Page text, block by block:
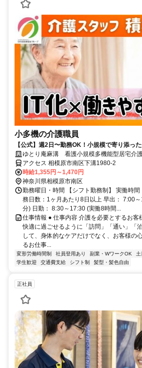
小多機の介護職員
【公式】週2日〜勤務OK！小規模で寄り添っ
OK！／日の出医療福祉グループ
ゆとり庵麻溝 看護小規模多機能型居宅介
アクセス 相模原市南区下溝1980-2
時給1,355円～1,470円
神奈川県相模原市南区
勤務曜日・時間 【シフト勤務制】 実働時
務日数：1ヶ月あたり8日以上 早出： 7:00
分) 日勤： 8:30～17:30 (実働8時間...
仕事情報 ● 仕事内容 介護を必要とするお客
快適に過ごせるように「訪問」「通い」「
して、身体的なケアだけでなく、お客様の
るお仕事...
変形労働時間制 社員登用あり 副業・WワークOK
学生歓迎
交通費支給 シフト制 髪型・髪色自由
正社員